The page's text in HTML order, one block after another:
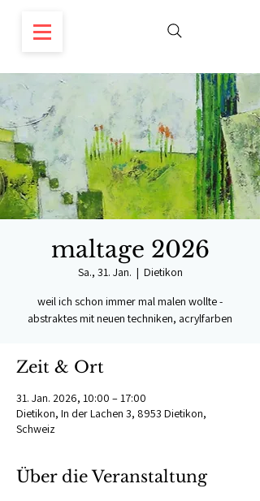
maltage 2026
Sa., 31. Jan.
  |
Dietikon
weil ich schon immer mal malen wollte -
abstraktes mit neuen techniken, acrylfarben
Zeit & Ort
31. Jan. 2026, 10:00 – 17:00
Dietikon, In der Lachen 3, 8953 Dietikon,
Schweiz
Über die Veranstaltung